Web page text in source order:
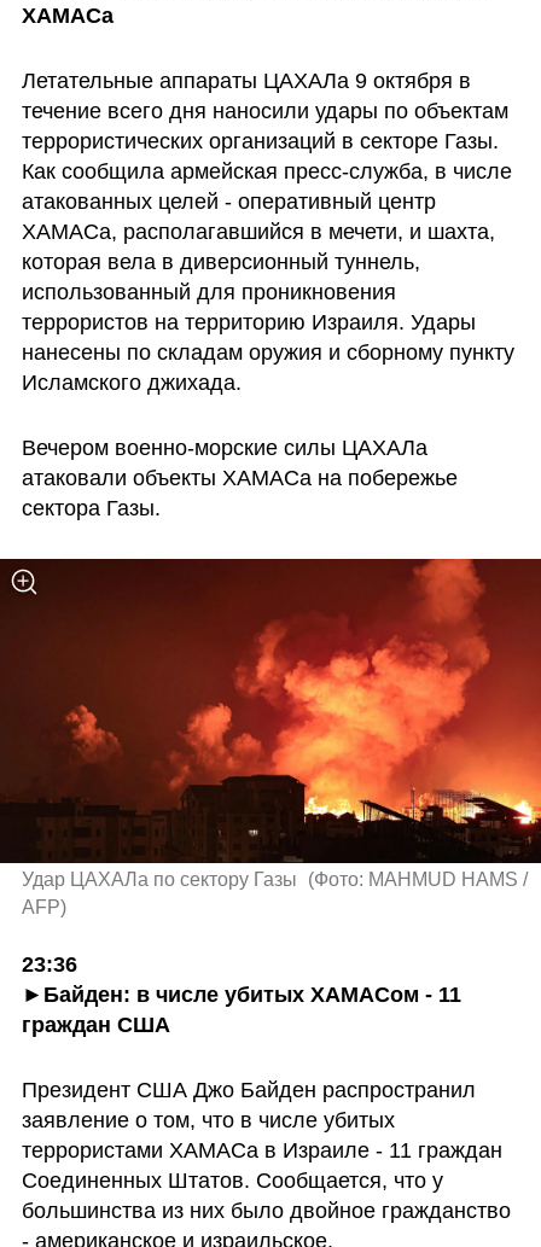
ХАМАСа
Летательные аппараты ЦАХАЛа 9 октября в
течение всего дня наносили удары по объектам
террористических организаций в секторе Газы.
Как сообщила армейская пресс-служба, в числе
атакованных целей - оперативный центр
ХАМАСа, располагавшийся в мечети, и шахта,
которая вела в диверсионный туннель,
использованный для проникновения
террористов на территорию Израиля. Удары
нанесены по складам оружия и сборному пункту
Исламского джихада.
Вечером военно-морские силы ЦАХАЛа
атаковали объекты ХАМАСа на побережье
сектора Газы.
Удар ЦАХАЛа по сектору Газы (Фото: MAHMUD HAMS /
AFP)
23:36
►Байден: в числе убитых ХАМАСом - 11
граждан США
Президент США Джо Байден распространил
заявление о том, что в числе убитых
террористами ХАМАСа в Израиле - 11 граждан
Соединенных Штатов. Сообщается, что у
большинства из них было двойное гражданство
- американское и израильское.